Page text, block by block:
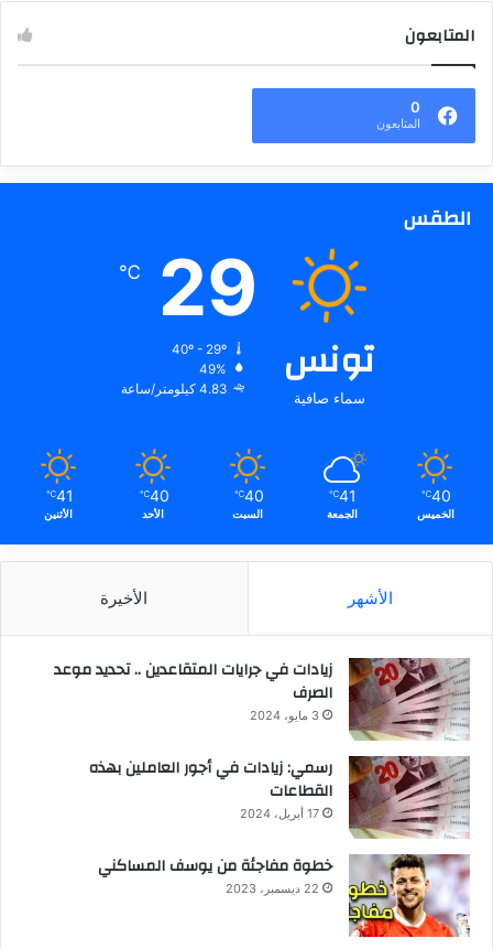
المتابعون
0
المتابعون
الطقس
تونس
سماء صافية
29
℃
49%
4.83 كيلومتر/ساعة
40
℃
الخميس
41
℃
الجمعة
40
℃
السبت
40
℃
الأحد
41
℃
الأثنين
الأشهر الأخيرة
زيادات في جرايات المتقاعدين .. تحديد موعد
الصرف
3 مايو، 2024
رسمي: زيادات في أجور العاملين بهذه
القطاعات
17 أبريل، 2024
خطوة مفاجئة من يوسف المساكني
22 ديسمبر، 2023